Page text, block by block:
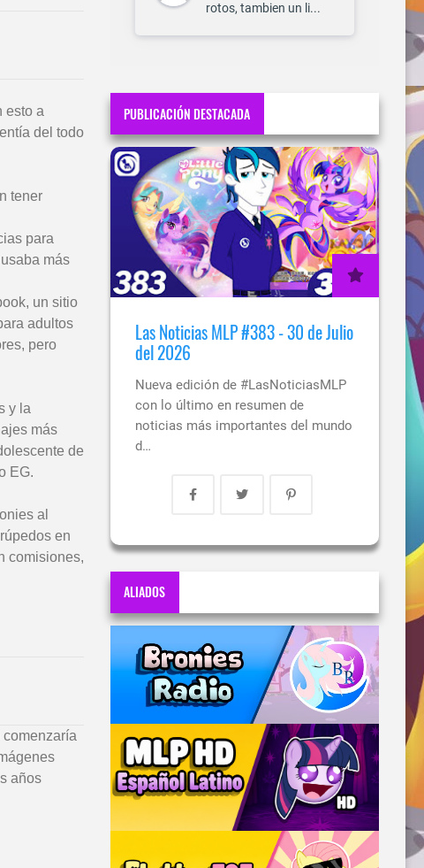
esto a
del todo
tener
para
más
un sitio
adultos
pero
y la
más
de
EG.
al
en
comisiones,
años
rotos, tambien un li...
PUBLICACIÓN DESTACADA
Las Noticias MLP #383 - 30 de Julio
del 2026
Nueva edición de #LasNoticiasMLP
con lo último en resumen de
noticias más importantes del mundo
d…
ALIADOS